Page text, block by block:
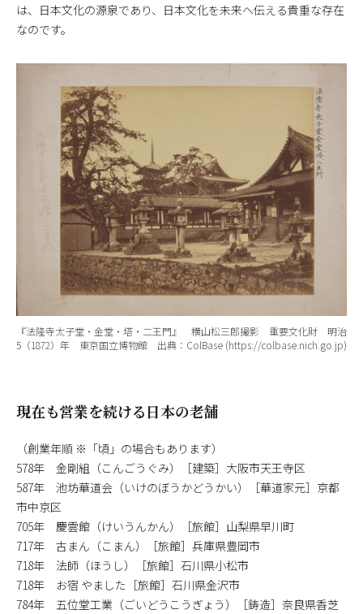
は、日本文化の源泉であり、日本文化を未来へ伝える貴重な存在
なのです。
『法隆寺太子堂・金堂・塔・二王門』 横山松三郎撮影 重要文化財 明治
5（1872）年 東京国立博物館 出典：ColBase (https://colbase.nich.go.jp)
現在も営業を続ける日本の老舗
（創業年順 ※「頃」の場合もあります）
578年 金剛組（こんごうぐみ）［建築］大阪市天王寺区
587年 池坊華道会（いけのぼうかどうかい）［華道家元］京都
市中京区
705年 慶雲館（けいうんかん）［旅館］山梨県早川町
717年 古まん（こまん）［旅館］兵庫県豊岡市
718年 法師（ほうし）［旅館］石川県小松市
718年 お宿 やました［旅館］石川県金沢市
784年 五位堂工業（ごいどうこうぎょう）［鋳造］奈良県香芝